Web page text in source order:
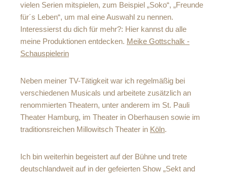
vielen Serien mitspielen, zum Beispiel „Soko“, „Freunde
für´s Leben“, um mal eine Auswahl zu nennen.
Interessierst du dich für mehr?: Hier kannst du alle
meine Produktionen entdecken. Meike Gottschalk -
Schauspielerin
Neben meiner TV-Tätigkeit war ich regelmäßig bei
verschiedenen Musicals und arbeitete zusätzlich an
renommierten Theatern, unter anderem im St. Pauli
Theater Hamburg, im Theater in Oberhausen sowie im
traditionsreichen Millowitsch Theater in Köln.
Ich bin weiterhin begeistert auf der Bühne und trete
deutschlandweit auf in der gefeierten Show „Sekt and